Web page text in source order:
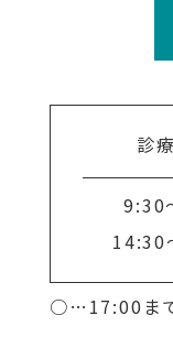
診
9:30
14:30
○…17:00ま